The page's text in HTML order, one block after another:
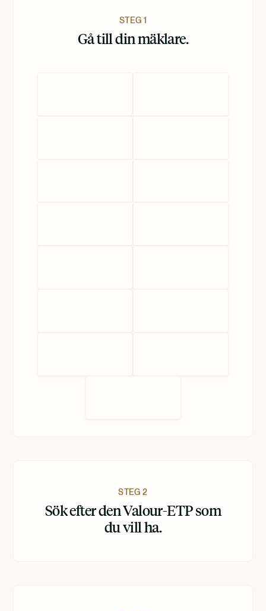
STEG 1
Gå till din mäklare.
STEG 2
Sök efter den Valour-ETP som
du vill ha.